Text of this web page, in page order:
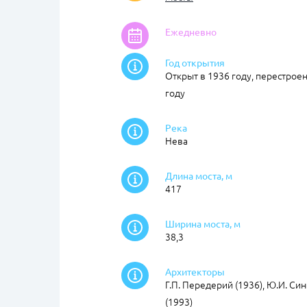
Ежедневно
Год открытия
Открыт в 1936 году,
году
Река
Нева
Длина моста, м
417
Ширина моста, м
38,3
Архитекторы
Г.П. Передерий (1936), Ю.И.
(1993)